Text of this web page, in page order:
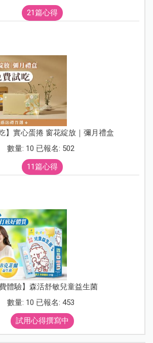
21篇心得
】實心蛋捲 窗花綻放｜彌月禮盒
數量: 10 已報名: 502
11篇心得
費體驗】森活舒敏兒童益生菌
數量: 10 已報名: 453
試用心得撰寫中